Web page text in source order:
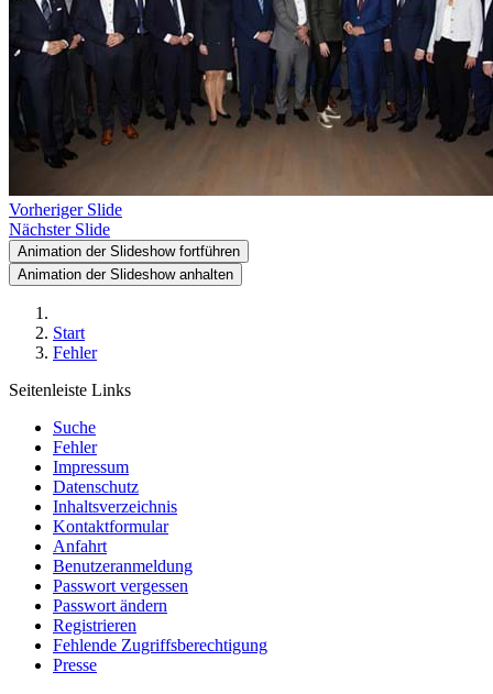
Vorheriger Slide
Nächster Slide
Animation der Slideshow fortführen
Animation der Slideshow anhalten
Start
Fehler
Seitenleiste Links
Suche
Fehler
Impressum
Datenschutz
Inhaltsverzeichnis
Kontaktformular
Anfahrt
Benutzeranmeldung
Passwort vergessen
Passwort ändern
Registrieren
Fehlende Zugriffsberechtigung
Presse